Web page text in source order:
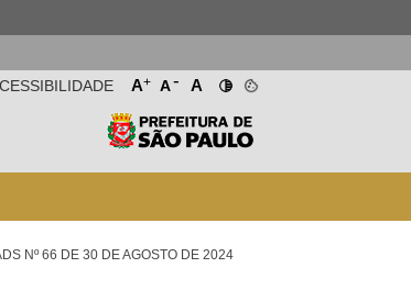
A+ A- A
Nº 66 DE 30 DE AGOSTO DE 2024